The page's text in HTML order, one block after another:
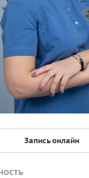
Запись онлайн